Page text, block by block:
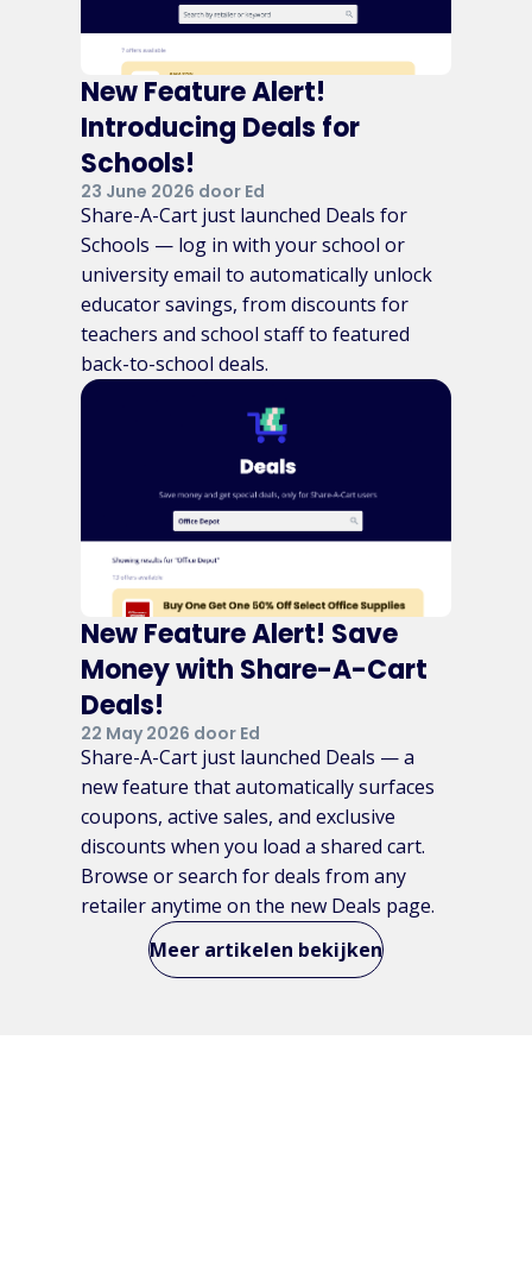
New Feature Alert!
Introducing Deals for
Schools!
23 June 2026 door Ed
Share-A-Cart just launched Deals for
Schools — log in with your school or
university email to automatically unlock
educator savings, from discounts for
teachers and school staff to featured
back-to-school deals.
New Feature Alert! Save
Money with Share-A-Cart
Deals!
22 May 2026 door Ed
Share-A-Cart just launched Deals — a
new feature that automatically surfaces
coupons, active sales, and exclusive
discounts when you load a shared cart.
Browse or search for deals from any
retailer anytime on the new Deals page.
Meer artikelen bekijken